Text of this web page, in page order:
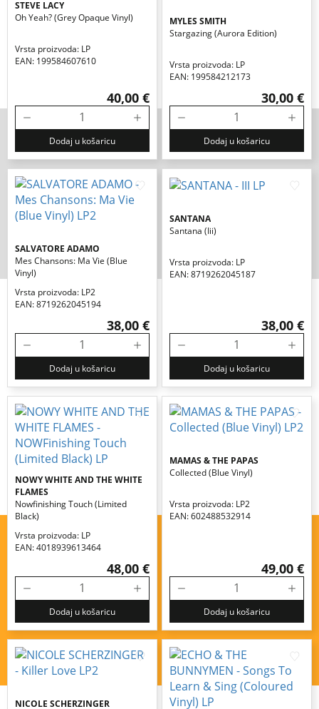
STEVE LACY
Oh Yeah? (grey Opaque Vinyl)
Vrsta proizvoda: LP
EAN: 199584607610
40,00 €
Dodaj u košaricu
MYLES SMITH
Stargazing (aurora Edition)
Vrsta proizvoda: LP
EAN: 199584212173
30,00 €
Dodaj u košaricu
SALVATORE ADAMO
Mes Chansons: Ma Vie (blue
Vinyl)
Vrsta proizvoda: LP2
EAN: 8719262045194
38,00 €
Dodaj u košaricu
SANTANA
Santana (iii)
Vrsta proizvoda: LP
EAN: 8719262045187
38,00 €
Dodaj u košaricu
NOWY WHITE AND THE WHITE
FLAMES
Nowfinishing Touch (limited
Black)
Vrsta proizvoda: LP
EAN: 4018939613464
48,00 €
Dodaj u košaricu
MAMAS & THE PAPAS
Collected (blue Vinyl)
Vrsta proizvoda: LP2
EAN: 602488532914
49,00 €
Dodaj u košaricu
NICOLE SCHERZINGER